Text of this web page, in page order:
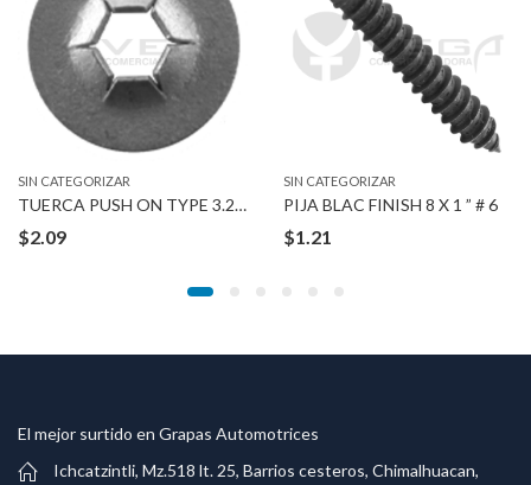
SIN CATEGORIZAR
TUERCA PUSH ON TYPE 3.2 MM STUD
$2.09
SIN CATEGORIZAR
PIJA BLAC FINISH 8 X 1 ” # 6
$1.21
El mejor surtido en Grapas Automotrices
Ichcatzintli, Mz.518 lt. 25, Barrios cesteros, Chimalhuacan,